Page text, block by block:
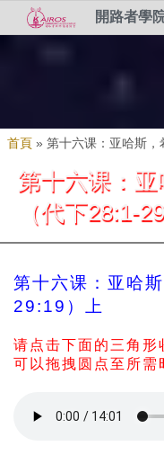
移至主內容
Skip to search
開路者學
您在這裡
首頁 »第十六课：亚哈斯
第十六课：
（代下28:1-
第十六课：亚哈
29:19）上
请点击下面的三角形
可以拖拽圆点至所需